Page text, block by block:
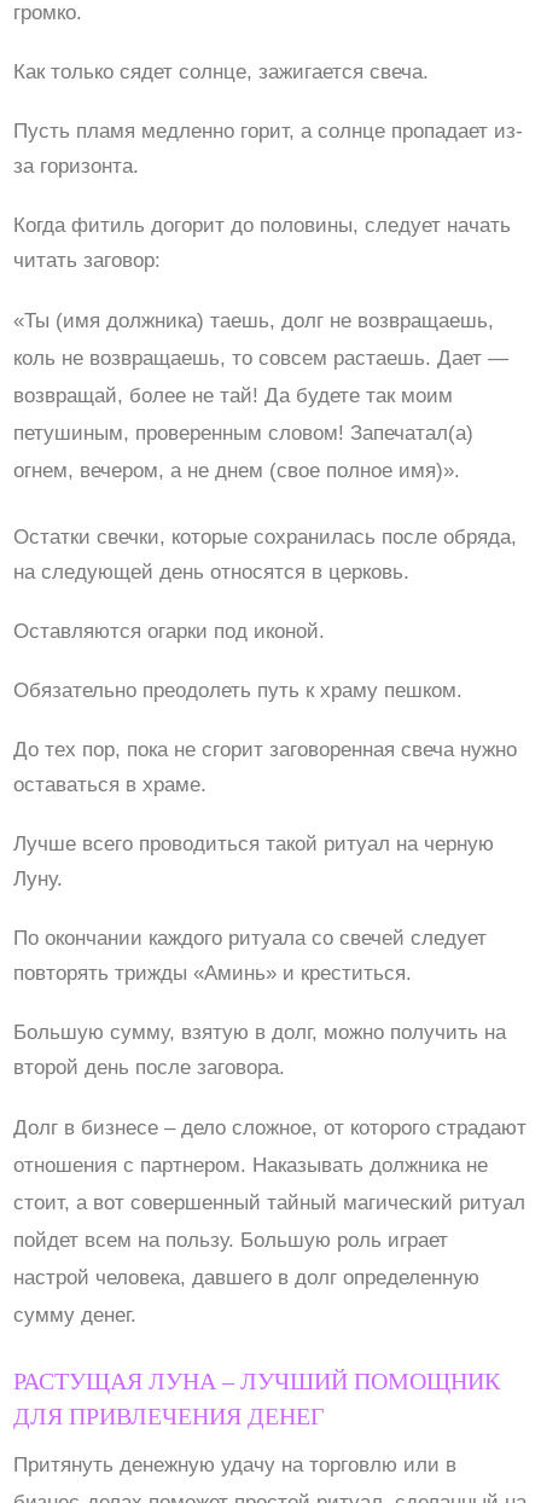
громко.
Как только сядет солнце, зажигается свеча.
Пусть пламя медленно горит, а солнце пропадает из-
за горизонта.
Когда фитиль догорит до половины, следует начать
читать заговор:
«Ты (имя должника) таешь, долг не возвращаешь,
коль не возвращаешь, то совсем растаешь. Дает —
возвращай, более не тай! Да будете так моим
петушиным, проверенным словом! Запечатал(а)
огнем, вечером, а не днем (свое полное имя)».
Остатки свечки, которые сохранилась после обряда,
на следующей день относятся в церковь.
Оставляются огарки под иконой.
Обязательно преодолеть путь к храму пешком.
До тех пор, пока не сгорит заговоренная свеча нужно
оставаться в храме.
Лучше всего проводиться такой ритуал на черную
Луну.
По окончании каждого ритуала со свечей следует
повторять трижды «Аминь» и креститься.
Большую сумму, взятую в долг, можно получить на
второй день после заговора.
Долг в бизнесе – дело сложное, от которого страдают
отношения с партнером. Наказывать должника не
стоит, а вот совершенный тайный магический ритуал
пойдет всем на пользу. Большую роль играет
настрой человека, давшего в долг определенную
сумму денег.
РАСТУЩАЯ ЛУНА – ЛУЧШИЙ ПОМОЩНИК
ДЛЯ ПРИВЛЕЧЕНИЯ ДЕНЕГ
Притянуть денежную удачу на торговлю или в